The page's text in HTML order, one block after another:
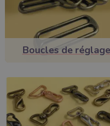
Boucles de réglage